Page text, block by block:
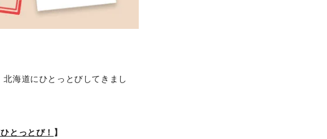
海道にひとっとびしてきまし
とっとび！ 】